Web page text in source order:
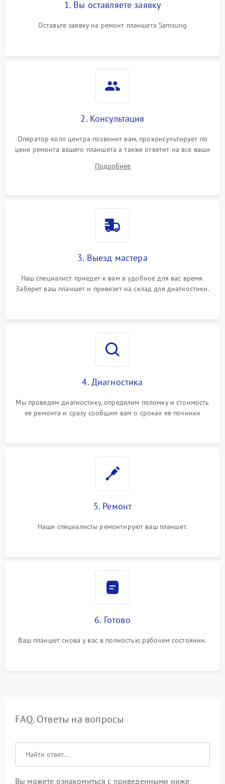
1. Вы оставляете заявку
Оставьте заявку на ремонт планшета Samsung
2. Консультация
Оператор колл центра позвонит вам, проконсультирует по
цене ремонта вашего планшета а также ответит на все ваши
Подробнее
3. Выезд мастера
Наш специалист приедет к вам в удобное для вас время.
Заберет ваш планшет и привезет на склад для диагностики.
4. Диагностика
Мы проведем диагностику, определим поломку и стоимость
ее ремонта и сразу сообщим вам о сроках ее починки
5. Ремонт
Наши специалисты ремонтируют ваш планшет.
6. Готово
Ваш планшет снова у вас в полностью рабочем состоянии.
FAQ. Ответы на вопросы
Вы можете ознакомиться с приведенными ниже